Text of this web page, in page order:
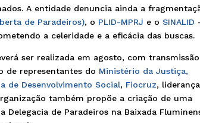
A entidade denuncia ainda a
de Paradeiros), o PLID-MPRJ e oSINALID
a celeridade e a eficácia das buscas.
ser realizada em agosto, com transmissão
de representantes do Ministério da Justiça,
de Desenvolvimento Social, Fiocruz,
também propõe a criação de uma
de Paradeiros na Baixada